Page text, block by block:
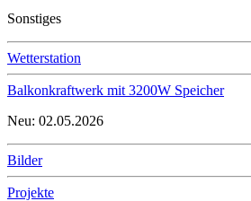
Sonstiges
Wetterstation
Balkonkraftwerk mit 3200W Speicher
Neu: 02.05.2026
Bilder
Projekte